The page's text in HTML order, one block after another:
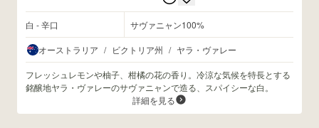
白 - 辛口 サヴァニャン100%
オーストラリア / ビクトリア州 / ヤラ・ヴァレー
フレッシュレモンや柚子、柑橘の花の香り。冷涼な気候を特長とする
銘醸地ヤラ・ヴァレーのサヴァニャンで造る、スパイシーな白。
詳細を見る